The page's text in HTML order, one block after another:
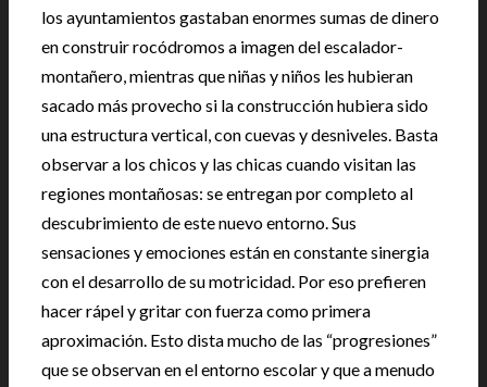
los ayuntamientos gastaban enormes sumas de dinero
en construir rocódromos a imagen del escalador-
montañero, mientras que niñas y niños les hubieran
sacado más provecho si la construcción hubiera sido
una estructura vertical, con cuevas y desniveles. Basta
observar a los chicos y las chicas cuando visitan las
regiones montañosas: se entregan por completo al
descubrimiento de este nuevo entorno. Sus
sensaciones y emociones están en constante sinergia
con el desarrollo de su motricidad. Por eso prefieren
hacer rápel y gritar con fuerza como primera
aproximación. Esto dista mucho de las “progresiones”
que se observan en el entorno escolar y que a menudo